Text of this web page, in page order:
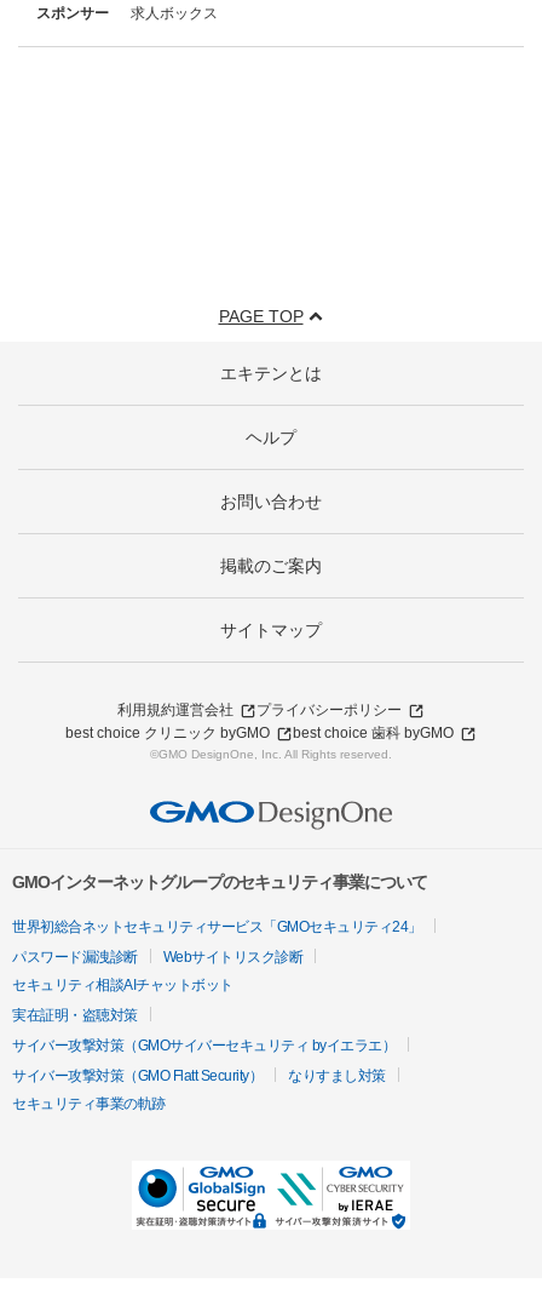
スポンサー
求人ボックス
PAGE TOP
エキテンとは
ヘルプ
お問い合わせ
掲載のご案内
サイトマップ
利用規約運営会社
プライバシーポリシー
best choice クリニック byGMO
best choice 歯科 byGMO
©GMO DesignOne, Inc. All Rights reserved.
GMOインターネットグループのセキュリティ事業について
世界初総合ネットセキュリティサービス「GMOセキュリティ24」
パスワード漏洩診断
Webサイトリスク診断
セキュリティ相談AIチャットボット
実在証明・盗聴対策
サイバー攻撃対策（GMOサイバーセキュリティ byイエラエ）
サイバー攻撃対策（GMO Flatt Security）
なりすまし対策
セキュリティ事業の軌跡